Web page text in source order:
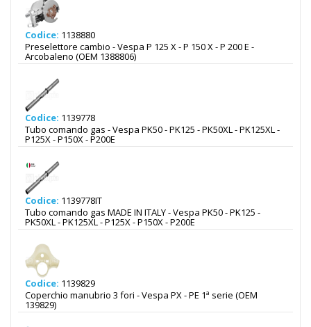
Codice: 1138880
Preselettore cambio - Vespa P 125 X - P 150 X - P 200 E -
Arcobaleno (OEM 1388806)
Codice: 1139778
Tubo comando gas - Vespa PK50 - PK125 - PK50XL - PK125XL -
P125X - P150X - P200E
Codice: 1139778IT
Tubo comando gas MADE IN ITALY - Vespa PK50 - PK125 -
PK50XL - PK125XL - P125X - P150X - P200E
Codice: 1139829
Coperchio manubrio 3 fori - Vespa PX - PE 1ª serie (OEM
139829)